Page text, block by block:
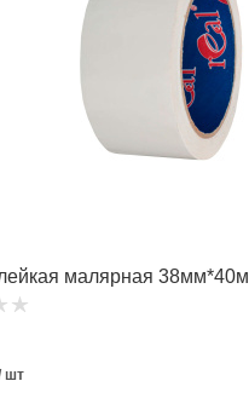
малярная 38мм*40м
шт